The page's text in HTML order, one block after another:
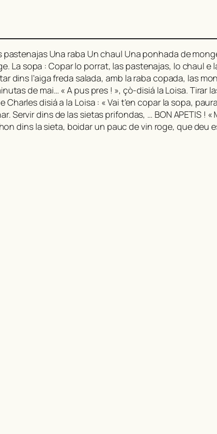
pastenajas Una raba Un chaul Una ponhada de
La sopa : Copar lo porrat, las pastenajas, lo chaul
dins l’aiga freda salada, amb la raba copada, las
de mai… « A pus pres ! », çò-disiá la Loisa. Tirar
disiá a la Loisa : « Vai t’en copar la sopa,
Servir dins de las sietas prifondas, … BON APETIS !
dins la sieta, boidar un pauc de vin roge, que deu